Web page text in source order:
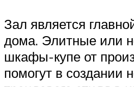
Зал является
дома. Элитные или
шкафы-купе от
помогут в создании